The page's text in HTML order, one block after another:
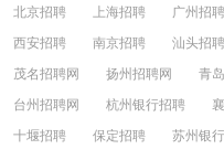
北京招聘 上海招聘 广州招聘
西安招聘
南京招聘 汕头招
茂名招聘网
扬州招聘网 青
台州招聘网
杭州银行招聘
十堰招聘
保定招聘 苏州银